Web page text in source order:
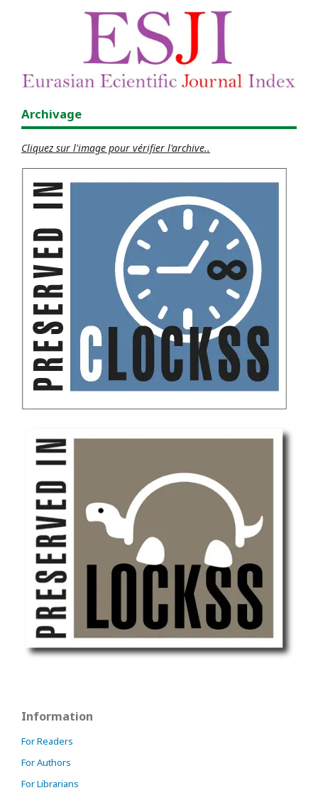
Archivage
Cliquez sur l'image pour vérifier l'archive..
Information
For Readers
For Authors
For Librarians